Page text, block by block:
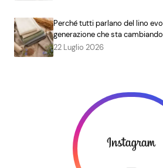
Perché tutti parlano del lino
generazione che sta
22 Luglio 2026